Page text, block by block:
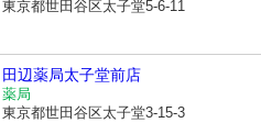
東京都世田谷区太子堂5-6-11
田辺薬局太子堂前店
薬局
東京都世田谷区太子堂3-15-3